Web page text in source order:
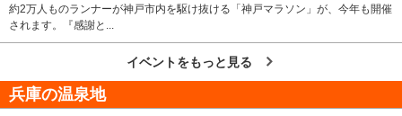
約2万人ものランナーが神戸市内を駆け抜ける「神戸マラソン」が、今年も開催
されます。『感謝と...
イベントをもっと見る
兵庫の温泉地